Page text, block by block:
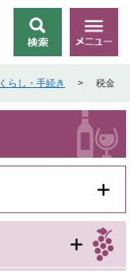
索
メ
ニ
くらし・手続き > 税金